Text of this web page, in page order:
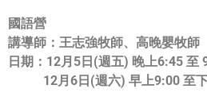
國語營
講導師：王志強牧師、高晚嬰牧師
日期： 12月5日(週五) 晚上6:45 至
12月6日(週六) 早上9:00 至